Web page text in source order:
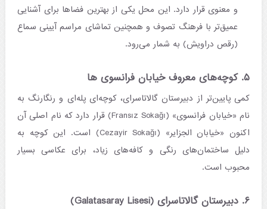
و معنوی قرار دارد. این محل یکی از بهترین فضاها برای آشنایی
عمیق‌تر با فرهنگ تصوف و همچنین تماشای مراسم آیینی سماع
(رقص دراویش) به شمار می‌رود.
۵. کوچه‌های معروف خیابان فرانسوی ها
کمی پایین‌تر از دبیرستان گالاتاسرای، کوچه‌ای پله‌ای و رنگارنگ به
نام «خیابان فرانسوی» (Fransız Sokağı) قرار دارد که نام اصلی آن
اکنون «خیابان الجزایر» (Cezayir Sokağı) است. این کوچه به
دلیل ساختمان‌های رنگی و کافه‌های زیاد، برای عکاسی بسیار
محبوب است.
۶. دبیرستان گالاتاسرای (Galatasaray Lisesi)